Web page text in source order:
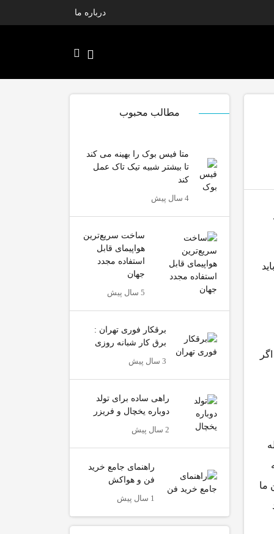
درباره ما
ما
مطالب محبوب
متا فیس بوک را بهینه می کند
تا بیشتر شبیه تیک تاک عمل
کند
4 سال پیش
ساخت سریع‌ترین
هواپیمای قابل
استفاده مجدد
جهان
5 سال پیش
برقکار فوری تهران :
برق کار شبانه روزی
3 سال پیش
راهی ساده برای تولد
دوباره یخچال و فریزر
2 سال پیش
راهنمای جامع خرید
فن و هواکش
1 سال پیش